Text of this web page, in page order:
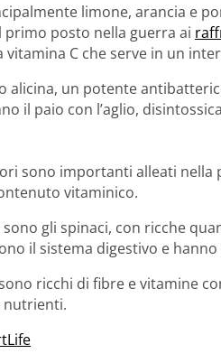
limone, arancia e
primo posto nella guerra ai
C che serve in un
alicina, un potente
il paio con l’aglio,
sono importanti alleati
vitaminico.
gli spinaci, con ricche
il sistema digestivo e
ricchi di fibre e vitamine